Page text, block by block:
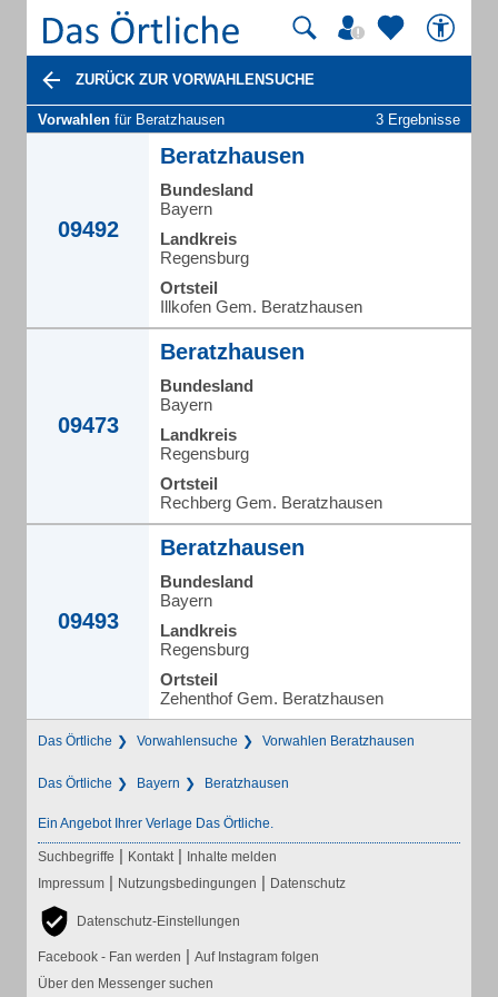
ZURÜCK ZUR VORWAHLENSUCHE
Vorwahlen für Beratzhausen 3 Ergebnisse
09492
Beratzhausen
Bundesland
Bayern
Landkreis
Regensburg
Ortsteil
Illkofen Gem. Beratzhausen
09473
Beratzhausen
Bundesland
Bayern
Landkreis
Regensburg
Ortsteil
Rechberg Gem. Beratzhausen
09493
Beratzhausen
Bundesland
Bayern
Landkreis
Regensburg
Ortsteil
Zehenthof Gem. Beratzhausen
Das Örtliche Vorwahlensuche Vorwahlen Beratzhausen
Das Örtliche Bayern Beratzhausen
Ein Angebot Ihrer Verlage Das Örtliche.
Suchbegriffe | Kontakt | Inhalte melden
Impressum | Nutzungsbedingungen | Datenschutz
Datenschutz-Einstellungen
Facebook - Fan werden | Auf Instagram folgen
Über den Messenger suchen